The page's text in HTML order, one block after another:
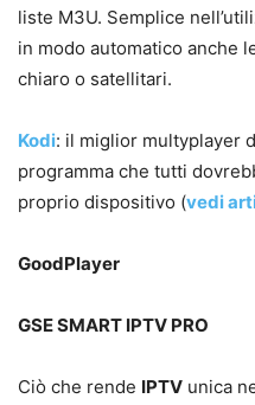
liste M3U. Semplice
in modo automatico anche
chiaro o satellitari.
Kodi: il miglior multyplayer
programma che tutti
proprio dispositivo (vedi
GoodPlayer
GSE SMART IPTV PRO
Ciò che rende IPTV unica